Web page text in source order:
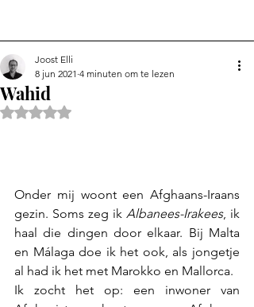
Wahid
Joost Elli
8 jun 2021 4 minuten om te lezen
Beoordeeld met NaN uit 5 sterren.
Onder mij woont een Afghaans-Iraans
gezin. Soms zeg ik Albanees-Irakees, ik
haal die dingen door elkaar. Bij Malta
en Málaga doe ik het ook, als jongetje
al had ik het met Marokko en Mallorca.
Ik zocht het op: een inwoner van